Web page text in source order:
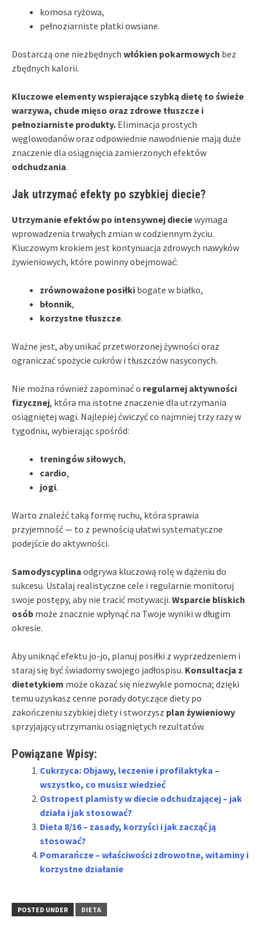
komosa ryżowa,
pełnoziarniste płatki owsiane.
Dostarczą one niezbędnych włókien pokarmowych bez
zbędnych kalorii.
Kluczowe elementy wspierające szybką dietę to świeże
warzywa, chude mięso oraz zdrowe tłuszcze i
pełnoziarniste produkty. Eliminacja prostych
węglowodanów oraz odpowiednie nawodnienie mają duże
znaczenie dla osiągnięcia zamierzonych efektów
odchudzania.
Jak utrzymać efekty po szybkiej diecie?
Utrzymanie efektów po intensywnej dieciewymaga
wprowadzenia trwałych zmian w codziennym życiu.
Kluczowym krokiem jest kontynuacja zdrowych nawyków
żywieniowych, które powinny obejmować:
zrównoważone posiłki bogate w białko,
błonnik,
korzystne tłuszcze.
Ważne jest, aby unikać przetworzonej żywności oraz
ograniczać spożycie cukrów i tłuszczów nasyconych.
Nie można również zapominać o regularnej aktywności
fizycznej, która ma istotne znaczenie dla utrzymania
osiągniętej wagi. Najlepiej ćwiczyć co najmniej trzy razy w
tygodniu, wybierając spośród:
treningów siłowych,
cardio,
jogi.
Warto znaleźć taką formę ruchu, która sprawia
przyjemność — to z pewnością ułatwi systematyczne
podejście do aktywności.
Samodyscyplina odgrywa kluczową rolę w dążeniu do
sukcesu. Ustalaj realistyczne cele i regularnie monitoruj
swoje postępy, aby nie tracić motywacji. Wsparcie bliskich
osób może znacznie wpłynąć na Twoje wyniki w długim
okresie.
Aby uniknąć efektu jo-jo, planuj posiłki z wyprzedzeniem i
staraj się być świadomy swojego jadłospisu. Konsultacja z
dietetykiem może okazać się niezwykle pomocna; dzięki
temu uzyskasz cenne porady dotyczące diety po
zakończeniu szybkiej diety i stworzysz plan żywieniowy
sprzyjający utrzymaniu osiągniętych rezultatów.
Powiązane Wpisy:
Cukrzyca: Objawy, leczenie i profilaktyka –
wszystko, co musisz wiedzieć
Ostropest plamisty w diecie odchudzającej – jak
działa i jak stosować?
Dieta 8/16 – zasady, korzyści i jak zacząć ją
stosować?
Pomarańcze – właściwości zdrowotne, witaminy i
korzystne działanie
POSTED UNDER DIETA